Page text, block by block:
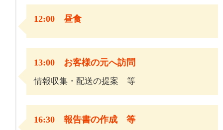
12:00 昼食
13:00 お客様の元へ訪問
情報収集・配送の提案 等
16:30 報告書の作成 等